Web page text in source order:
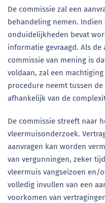
De commissie zal een
behandeling nemen.
onduidelijkheden bevat
informatie gevraagd. Als de
commissie van mening is
voldaan, zal een
procedure neemt tussen de
afhankelijk van de
De commissie streeft naar
vleermuisonderzoek.
aanvragen kan worden
van vergunningen, zeker
vleermuis vangseizoen en/
volledig invullen van een
voorkomen van